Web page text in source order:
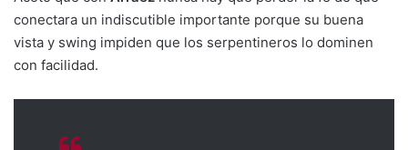
conectara un indiscutible importante porque su buena
vista y swing impiden que los serpentineros lo dominen
con facilidad.